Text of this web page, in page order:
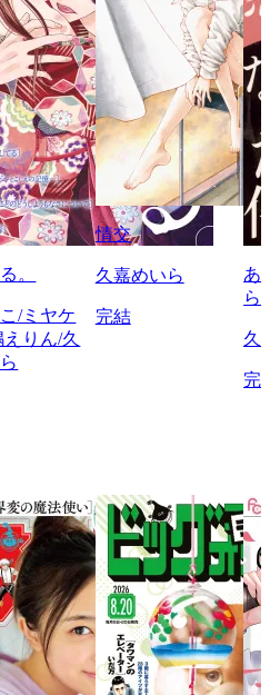
。
/ミヤケ
りん/久
情交
久嘉めいら
完結
あ
ら
久
完